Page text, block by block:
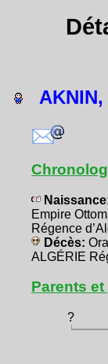
AKNIN,
Empire
Régence
Décès:
ALGÉRIE
Parents
?